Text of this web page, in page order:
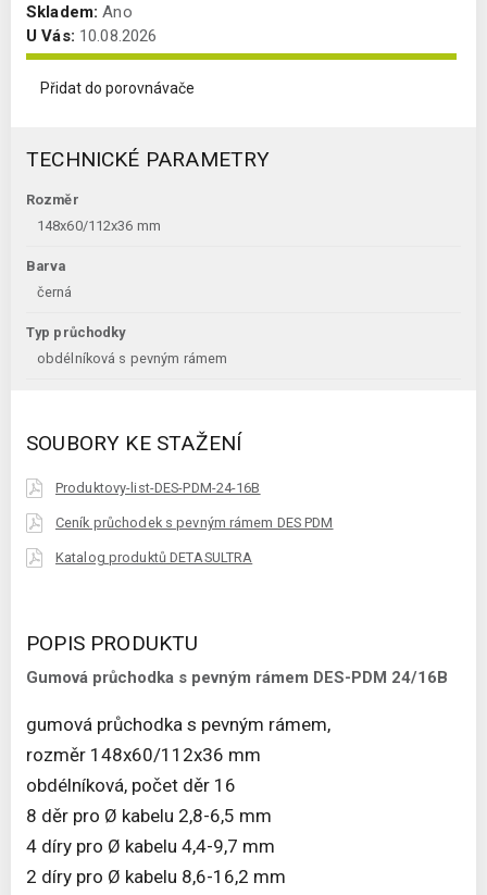
Skladem: Ano
U Vás: 10.08.2026
Přidat do porovnávače
TECHNICKÉ PARAMETRY
Rozměr
148x60/112x36 mm
Barva
černá
Typ průchodky
obdélníková s pevným rámem
SOUBORY KE STAŽENÍ
Produktovy-list-DES-PDM-24-16B
Ceník průchodek s pevným rámem DES PDM
Katalog produktů DETASULTRA
POPIS PRODUKTU
Gumová průchodka s pevným rámem DES-PDM 24/16B
gumová průchodka s pevným rámem,
rozměr 148x60/112x36 mm
obdélníková, počet děr 16
8 děr pro Ø kabelu 2,8-6,5 mm
4 díry pro Ø kabelu 4,4-9,7 mm
2 díry pro Ø kabelu 8,6-16,2 mm